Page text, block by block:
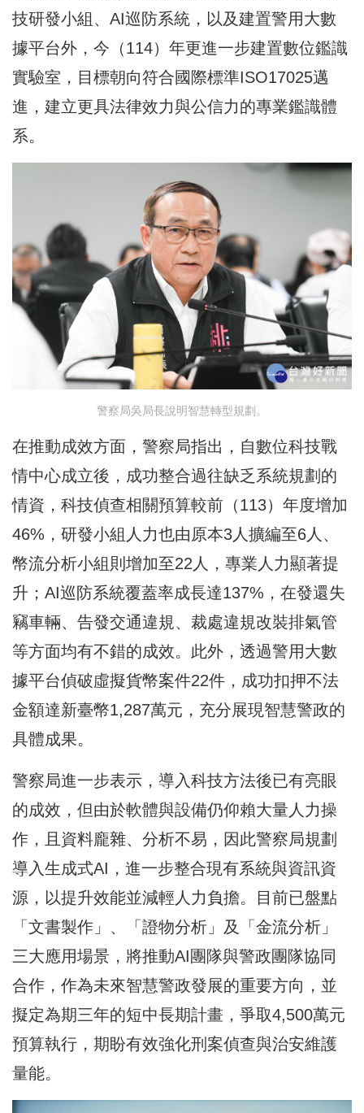
技研發小組、AI巡防系統，以及建置警用大數
據平台外，今（114）年更進一步建置數位鑑識
實驗室，目標朝向符合國際標準ISO17025邁
進，建立更具法律效力與公信力的專業鑑識體
系。
警察局吳局長說明智慧轉型規劃。
在推動成效方面，警察局指出，自數位科技戰
情中心成立後，成功整合過往缺乏系統規劃的
情資，科技偵查相關預算較前（113）年度增加
46%，研發小組人力也由原本3人擴編至6人、
幣流分析小組則增加至22人，專業人力顯著提
升；AI巡防系統覆蓋率成長達137%，在發還失
竊車輛、告發交通違規、裁處違規改裝排氣管
等方面均有不錯的成效。此外，透過警用大數
據平台偵破虛擬貨幣案件22件，成功扣押不法
金額達新臺幣1,287萬元，充分展現智慧警政的
具體成果。
警察局進一步表示，導入科技方法後已有亮眼
的成效，但由於軟體與設備仍仰賴大量人力操
作，且資料龐雜、分析不易，因此警察局規劃
導入生成式AI，進一步整合現有系統與資訊資
源，以提升效能並減輕人力負擔。目前已盤點
「文書製作」、「證物分析」及「金流分析」
三大應用場景，將推動AI團隊與警政團隊協同
合作，作為未來智慧警政發展的重要方向，並
擬定為期三年的短中長期計畫，爭取4,500萬元
預算執行，期盼有效強化刑案偵查與治安維護
量能。